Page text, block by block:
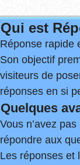
Qui est
Réponse rapide
Son objectif
visiteurs de
réponses en si
Quelques
Vous n’avez
répondre aux
Les réponses et